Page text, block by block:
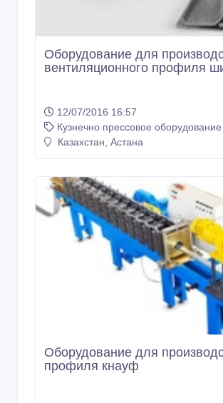
Оборудование для
вентиляционного профиля
12/07/2016 16:57
Кузнечно прессовое оборудование
Казахстан, Астана
Оборудование для
профиля кнауф